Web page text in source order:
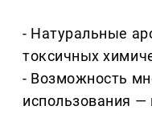
- Натуральные
токсичных
- Возможность
использования —